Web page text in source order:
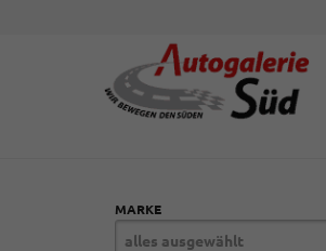
MARKE
alles ausgewählt